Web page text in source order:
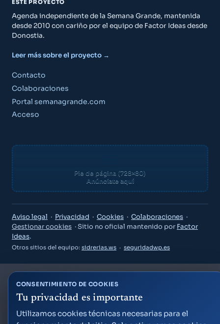
ESTE PROYECTO
Agenda independiente de la Semana Grande, mantenida
desde 2010 con cariño por el equipo de Factor Ideas desde
Donostia.
Leer más sobre el proyecto →
Contacto
Colaboraciones
Portal semanagrande.com
Acceso
Pie de página (728×80)
Anúnciate aquí
Aviso legal · Privacidad · Cookies · Colaboraciones ·
Gestionar cookies · Sitio no oficial mantenido por Factor
Ideas.
Otros sitios del equipo: sidrerias.ws · seguridadwp.es
CONSENTIMIENTO DE COOKIES
Tu privacidad es importante
Utilizamos cookies técnicas necesarias para el
Guía Semana Grande
«¿Qué puedo hacer el viernes por la noche?»
«¿A qué hora son los fuegos artificiales?»
Crear cuenta gratis